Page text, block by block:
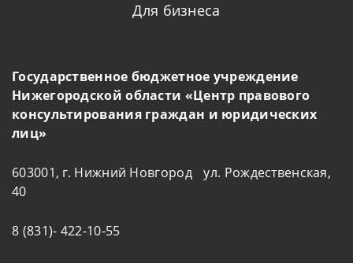
Для бизнеса
Государственное бюджетное учреждение
Нижегородской области «Центр правового
консультирования граждан и юридических
лиц»
603001, г. Нижний Новгород ул. Рождественская,
40
8 (831)- 422-10-55